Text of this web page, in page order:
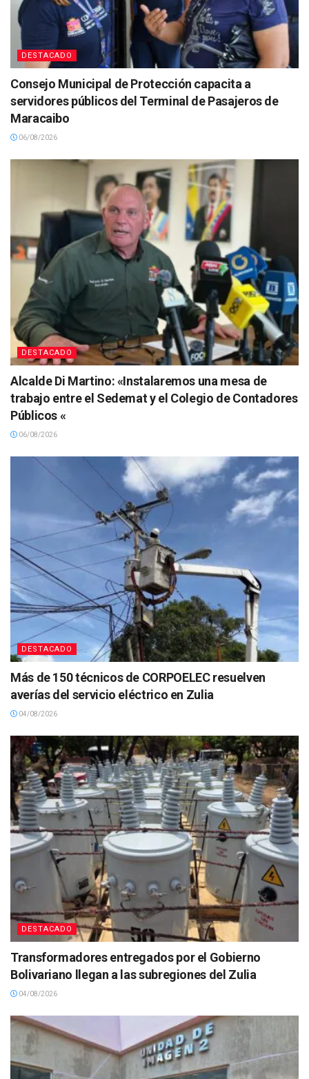
DESTACADO
Consejo Municipal de Protección capacita a
servidores públicos del Terminal de Pasajeros de
Maracaibo
06/08/2026
DESTACADO
Alcalde Di Martino: «Instalaremos una mesa de
trabajo entre el Sedemat y el Colegio de Contadores
Públicos «
06/08/2026
DESTACADO
Más de 150 técnicos de CORPOELEC resuelven
averías del servicio eléctrico en Zulia
04/08/2026
DESTACADO
Transformadores entregados por el Gobierno
Bolivariano llegan a las subregiones del Zulia
04/08/2026